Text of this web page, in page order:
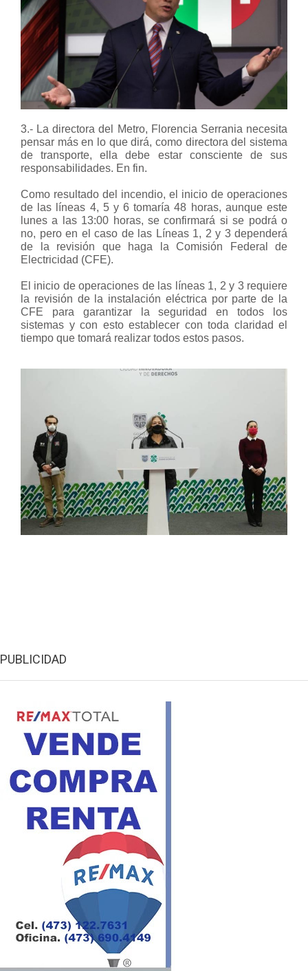
3.- La directora del Metro, Florencia Serrania necesita
pensar más en lo que dirá, como directora del sistema
de transporte, ella debe estar consciente de sus
responsabilidades. En fin.
Como resultado del incendio, el inicio de operaciones
de las líneas 4, 5 y 6 tomaría 48 horas, aunque este
lunes a las 13:00 horas, se confirmará si se podrá o
no, pero en el caso de las Líneas 1, 2 y 3 dependerá
de la revisión que haga la Comisión Federal de
Electricidad (CFE).
El inicio de operaciones de las líneas 1, 2 y 3 requiere
la revisión de la instalación eléctrica por parte de la
CFE para garantizar la seguridad en todos los
sistemas y con esto establecer con toda claridad el
tiempo que tomará realizar todos estos pasos.
PUBLICIDAD